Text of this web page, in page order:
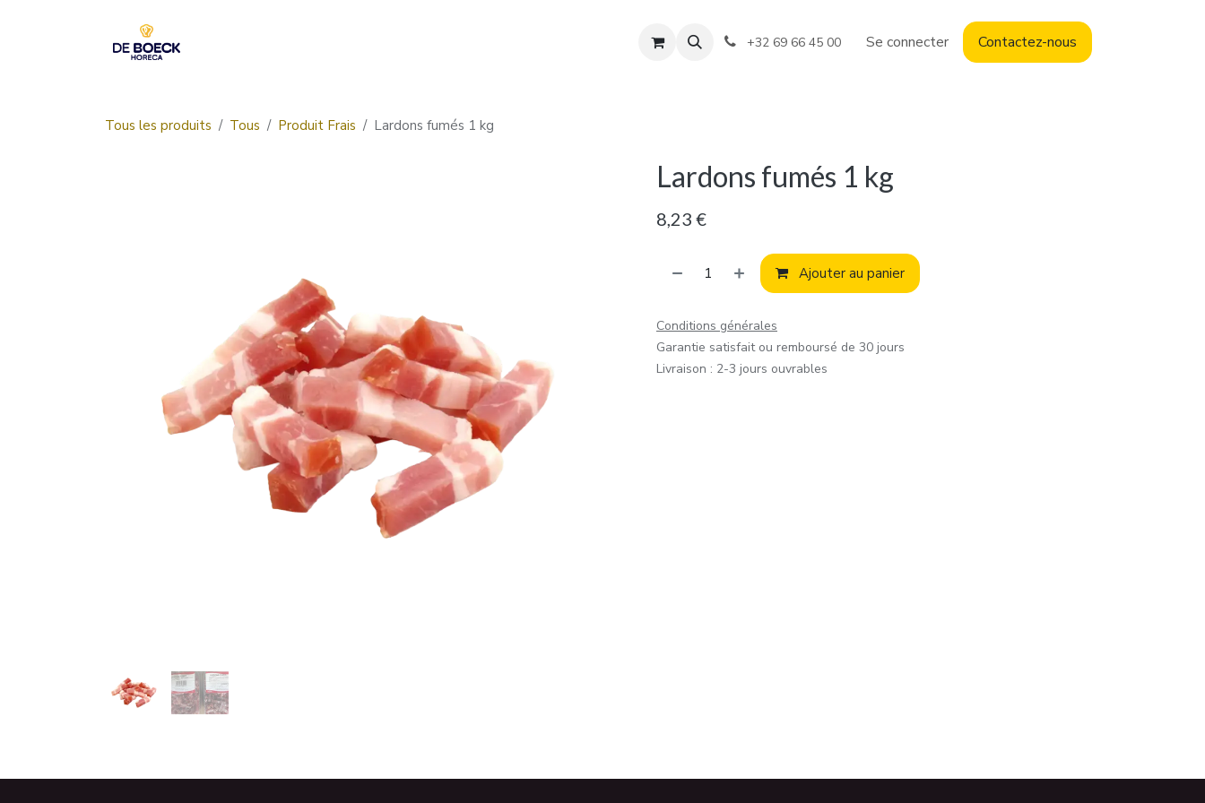
+32 69 66 45 00 Se connecter Contactez-nous
Tous les produits Tous Produit Frais Lardons fumés 1 kg
Lardons fumés 1 kg
8,23 €
Ajouter au panier
Conditions générales
Garantie satisfait ou remboursé de 30 jours
Livraison : 2-3 jours ouvrables